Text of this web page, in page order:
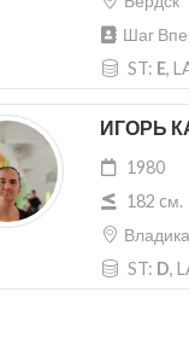
Шаг
ST: E,
ИГОРЬ
1980
182 cм.
ST: D,